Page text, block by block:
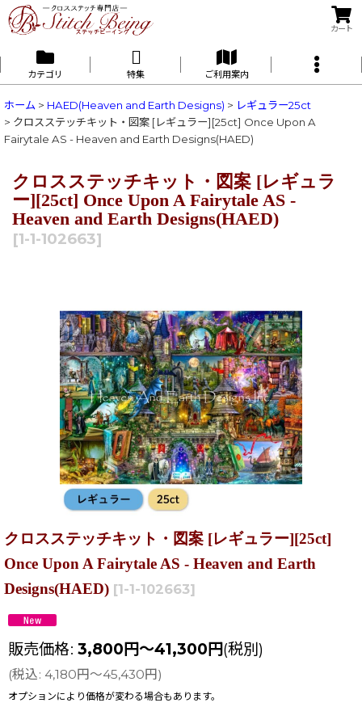
カート
カテゴリ 特集 ご利用案内
ホーム > HAED(Heaven and Earth Designs) > レギュラー25ct
> クロスステッチキット・図案 [レギュラー][25ct] Once Upon A
Fairytale AS - Heaven and Earth Designs(HAED)
クロスステッチキット・図案 [レギュラ
ー][25ct] Once Upon A Fairytale AS -
Heaven and Earth Designs(HAED)
[1-1-102663]
クロスステッチキット・図案 [レギュラー][25ct]
Once Upon A Fairytale AS - Heaven and Earth
Designs(HAED) [1-1-102663]
販売価格: 3,800 円～41,300 円(税別)
(税込: 4,180円 ～45,430円 )
オプションにより価格が変わる場合もあります。